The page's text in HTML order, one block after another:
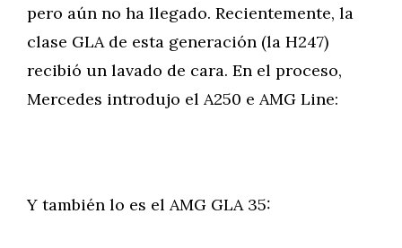
pero aún no ha llegado. Recientemente, la
clase GLA de esta generación (la H247)
recibió un lavado de cara. En el proceso,
Mercedes introdujo el A250 e AMG Line:
Y también lo es el AMG GLA 35: